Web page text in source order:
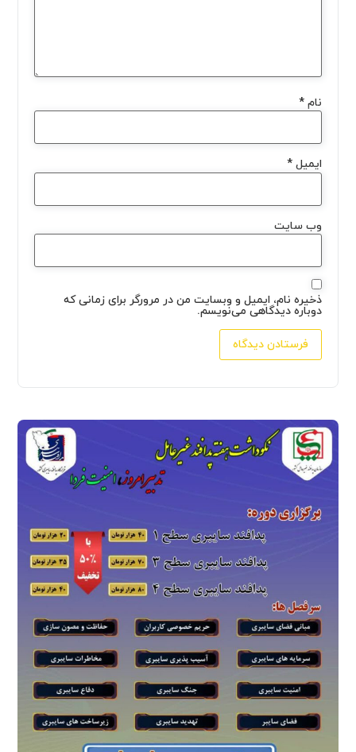
نام*
ایمیل*
وب‌ سایت
ذخیره نام، ایمیل و وبسایت من در مرورگر برای زمانی که
دوباره دیدگاهی می‌نویسم.